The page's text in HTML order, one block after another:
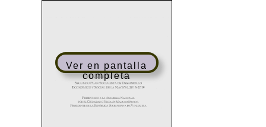
Ver en pantalla
completa